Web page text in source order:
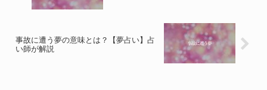
事故に遭う夢の意味とは？【夢占い】占
い師が解説